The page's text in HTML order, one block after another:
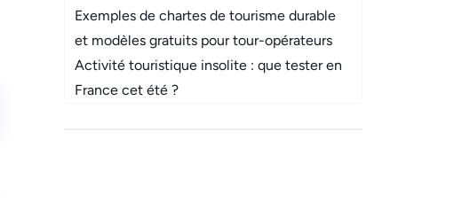
Exemples de chartes de tourisme durable
et modèles gratuits pour tour-opérateurs
Activité touristique insolite : que tester en
France cet été ?